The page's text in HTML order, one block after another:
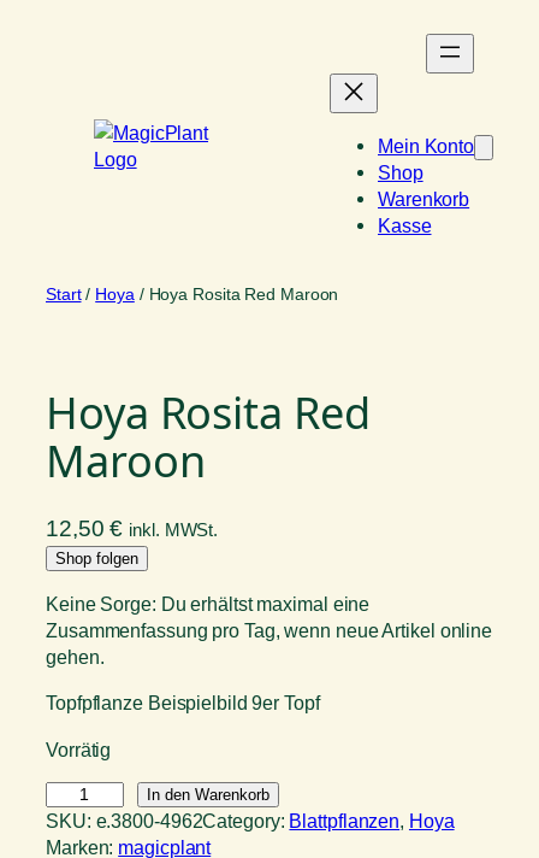
Mein Konto
Shop
Warenkorb
Kasse
Start/ Hoya / Hoya Rosita Red Maroon
Hoya Rosita Red
Maroon
12,50€ inkl. MWSt.
Shop folgen
Keine Sorge: Du erhältst maximal eine
Zusammenfassung pro Tag, wenn neue Artikel online
gehen.
Topfpflanze Beispielbild 9er Topf
Vorrätig
o
y
In den Warenkorb
SKU: e.3800-4962Category: Blattpflanzen, Hoya
Marken: magicplant